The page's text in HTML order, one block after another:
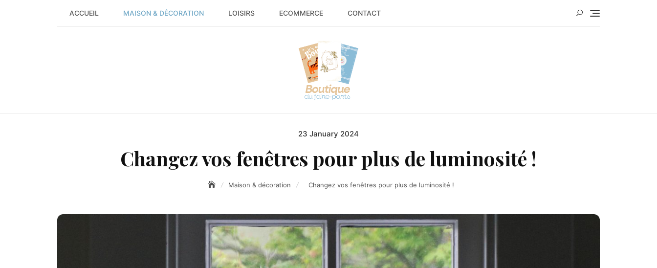
ACCUEIL MAISON & DÉCORATION LOISIRS ECOMMERCE CONTACT
Posted
23 January 2024
Changez vos fenêtres pour plus de luminosité !
Maison & décoration Changez vos fenêtres pour plus de luminosité !